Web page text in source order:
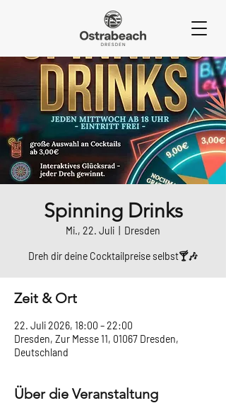
Spinning Drinks
Mi., 22. Juli Dresden
Dreh dir deine Cocktailpreise selbst🍸🎶
Zeit & Ort
22. Juli 2026, 18:00 – 22:00
Dresden, Zur Messe 11, 01067 Dresden,
Deutschland
Über die Veranstaltung